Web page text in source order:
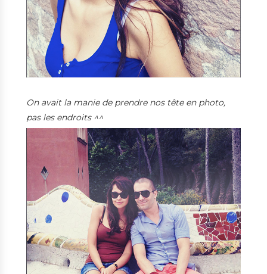
On avait la manie de prendre nos tête en photo,
pas les endroits ^^